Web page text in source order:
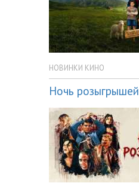
НОВИНКИ КИНО
Ночь розыгрышей